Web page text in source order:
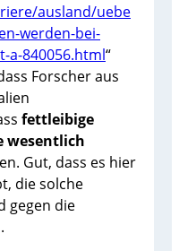
ausland/uebe
werden-bei-
a-840056.html“
Forscher aus
fettleibige
wesentlich
Gut, dass es hier
die solche
gegen die